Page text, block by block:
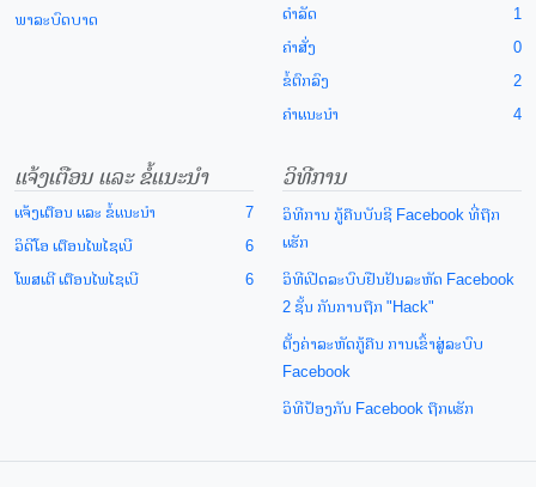
ພາລະບົດບາດ
ດຳລັດ
1
ຄຳສັ່ງ
0
ຂໍ້ຕົກລົງ
2
ຄຳແນະນຳ
4
ແຈ້ງເຕືອນ ແລະ ຂໍ້ແນະນຳ
ແຈ້ງເຕືອນ ແລະ ຂໍ້ແນະນຳ
7
ວິດີໂອ ເຕືອນໄພໄຊເບີ
6
ໂພສເຕີ ເຕືອນໄພໄຊເບີ
6
ວິທີການ
ວິທີການ ກູ້ຄືນບັນຊີ Facebook ທີ່ຖືກ
ແຮັກ
ວິທີເປີດລະບົບຢືນຢັນລະຫັດ Facebook
2 ຊັ້ນ ກັນການຖືກ "Hack"
ຕັ້ງຄ່າລະຫັດກູ້ຄືນ ການເຂົ້າສູ່ລະບົບ
Facebook
ວິທີປ້ອງກັນ Facebook ຖືກແຮັກ